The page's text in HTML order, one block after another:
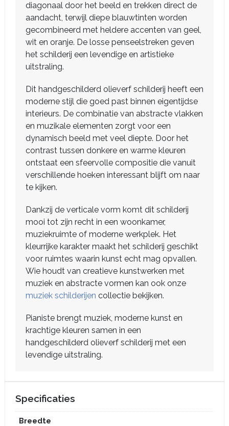
diagonaal door het beeld en trekken direct de
aandacht, terwijl diepe blauwtinten worden
gecombineerd met heldere accenten van geel,
wit en oranje. De losse penseelstreken geven
het schilderij een levendige en artistieke
uitstraling.
Dit handgeschilderd olieverf schilderij heeft een
moderne stijl die goed past binnen eigentijdse
interieurs. De combinatie van abstracte vlakken
en muzikale elementen zorgt voor een
dynamisch beeld met veel diepte. Door het
contrast tussen donkere en warme kleuren
ontstaat een sfeervolle compositie die vanuit
verschillende hoeken interessant blijft om naar
te kijken.
Dankzij de verticale vorm komt dit schilderij
mooi tot zijn recht in een woonkamer,
muziekruimte of moderne werkplek. Het
kleurrijke karakter maakt het schilderij geschikt
voor ruimtes waarin kunst echt mag opvallen.
Wie houdt van creatieve kunstwerken met
muziek en abstracte vormen kan ook onze
muziek schilderijen collectie bekijken.
Pianiste brengt muziek, moderne kunst en
krachtige kleuren samen in een
handgeschilderd olieverf schilderij met een
levendige uitstraling.
Specificaties
Breedte